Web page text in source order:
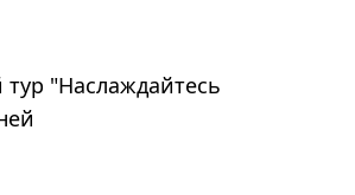
"Наслаждайтесь